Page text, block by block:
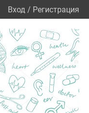
Вход / Регистрация